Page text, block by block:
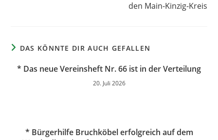
den Main-Kinzig-Kreis
DAS KÖNNTE DIR AUCH GEFALLEN
* Das neue Vereinsheft Nr. 66 ist in der Verteilung
20. Juli 2026
* Bürgerhilfe Bruchköbel erfolgreich auf dem